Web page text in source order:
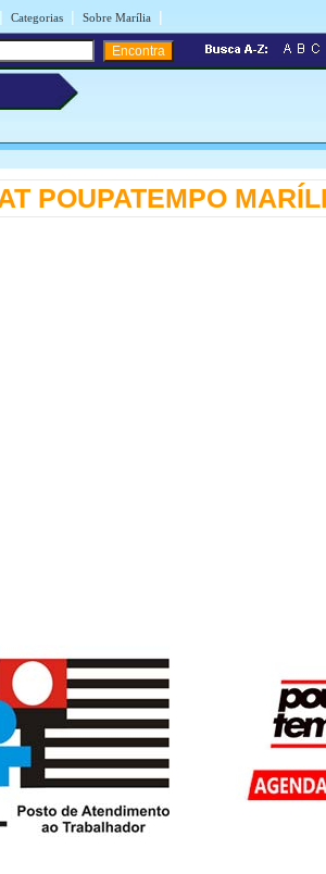
| Categorias | Sobre Marília |
POUPATEMPO